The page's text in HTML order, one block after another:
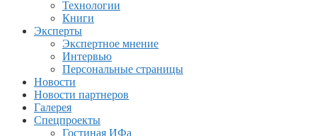
Технологии
Книги
Эксперты
Экспертное мнение
Интервью
Персональные страницы
Новости
Новости партнеров
Галерея
Спецпроекты
Гостиная ИФа